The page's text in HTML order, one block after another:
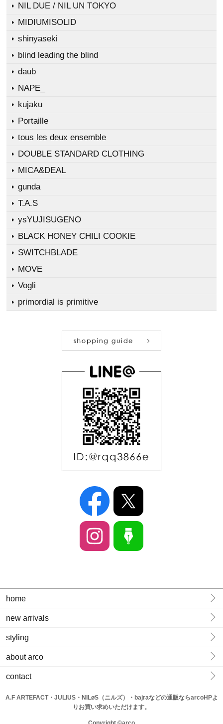
NIL DUE / NIL UN TOKYO
MIDIUMISOLID
shinyaseki
blind leading the blind
daub
NAPE_
kujaku
Portaille
tous les deux ensemble
DOUBLE STANDARD CLOTHING
MICA&DEAL
gunda
T.A.S
ysYUJISUGENO
BLACK HONEY CHILI COOKIE
SWITCHBLADE
MOVE
Vogli
primordial is primitive
home
new arrivals
styling
about arco
contact
A.F ARTEFACT・JULIUS・NILøS（ニルズ）・bajraなどの通販ならarcoHPよ
りお買い求めいただけます。